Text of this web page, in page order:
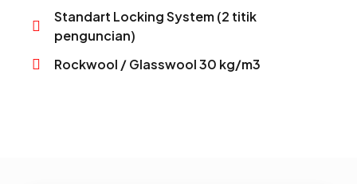
Standart Locking System (2 titik
penguncian)
Rockwool / Glasswool 30 kg/m3